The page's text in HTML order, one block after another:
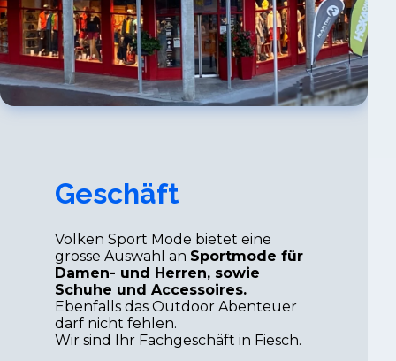
Geschäft
Volken Sport Mode bietet eine
grosse Auswahl an Sportmode für
Damen- und Herren, sowie
Schuhe und Accessoires.
Ebenfalls das Outdoor Abenteuer
darf nicht fehlen.
Wir sind Ihr Fachgeschäft in Fiesch.